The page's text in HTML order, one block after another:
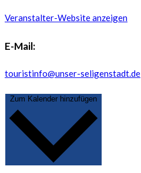
Veranstalter-Website anzeigen
E-Mail:
touristinfo@unser-seligenstadt.de